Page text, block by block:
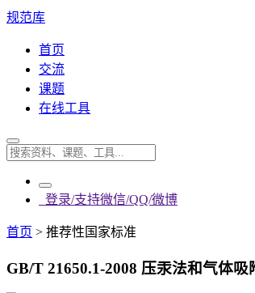
规范库
首页
交流
课题
在线工具
登录/支持微信/QQ/微博
首页 > 推荐性国家标准
GB/T 21650.1-2008 压汞法和气体